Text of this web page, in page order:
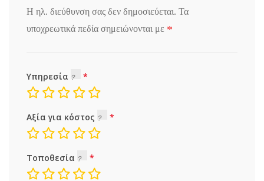
Η ηλ. διεύθυνση σας δεν δημοσιεύεται. Τα
υποχρεωτικά πεδία σημειώνονται με *
Υπηρεσία
Αξία για κόστος
Τοποθεσία